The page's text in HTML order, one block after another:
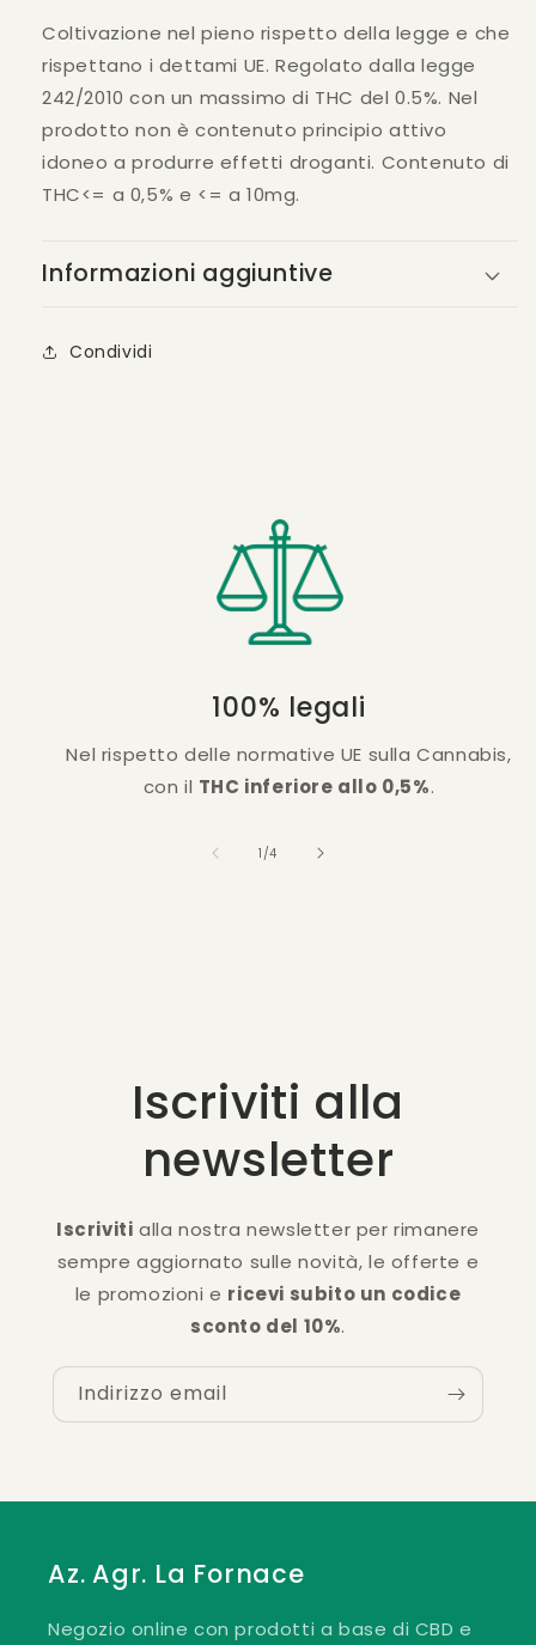
Coltivazione nel pieno rispetto della legge e che
rispettano i dettami UE. Regolato dalla legge
242/2010 con un massimo di THC del 0.5%. Nel
prodotto non è contenuto principio attivo
idoneo a produrre effetti droganti. Contenuto di
THC<= a 0,5% e <= a 10mg.
Informazioni aggiuntive
Condividi
100% legali
Nel rispetto delle normative UE sulla Cannabis,
con il THC inferiore allo 0,5%.
1 /su
4
Iscriviti alla
newsletter
Iscriviti alla nostra newsletter per rimanere
sempre aggiornato sulle novità, le offerte e
le promozioni e ricevi subito un codice
sconto del 10%.
Indirizzo email
Az. Agr. La Fornace
Negozio online con prodotti a base di CBD e